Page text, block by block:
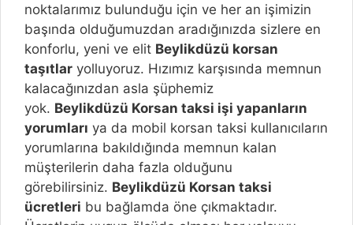
noktalarımız bulunduğu için ve her an işimizin
başında olduğumuzdan aradığınızda sizlere en
konforlu, yeni ve elit Beylikdüzü korsan
taşıtlar yolluyoruz. Hızımız karşısında memnun
kalacağınızdan asla şüphemiz
yok. Beylikdüzü Korsan taksi işi yapanların
yorumları ya da mobil korsan taksi kullanıcıların
yorumlarına bakıldığında memnun kalan
müşterilerin daha fazla olduğunu
görebilirsiniz. Beylikdüzü Korsan taksi
ücretleri bu bağlamda öne çıkmaktadır.